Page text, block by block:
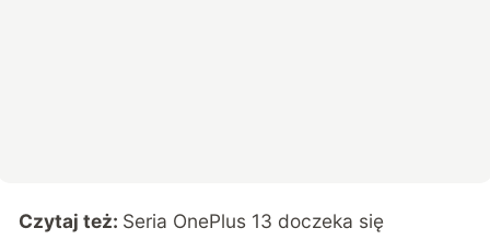
Czytaj też: Seria OnePlus 13 doczeka się